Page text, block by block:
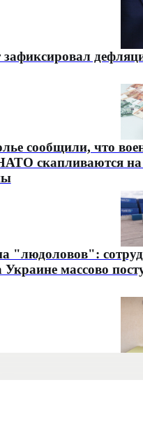
зафиксировал
сообщили, что
скапливаются на
"людоловов":
массово